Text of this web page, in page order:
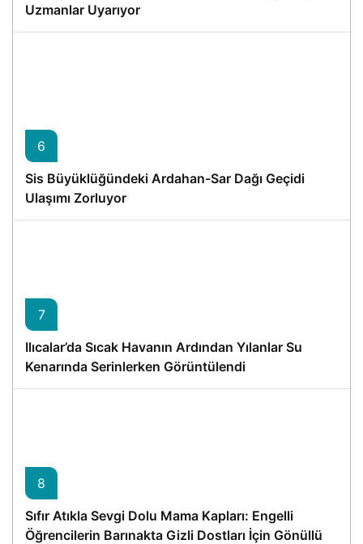
Uzmanlar Uyarıyor
6
Sis Büyüklüğündeki Ardahan-Sar Dağı Geçidi
Ulaşımı Zorluyor
7
Ilıcalar’da Sıcak Havanın Ardından Yılanlar Su
Kenarında Serinlerken Görüntülendi
8
Sıfır Atıkla Sevgi Dolu Mama Kapları: Engelli
Öğrencilerin Barınakta Gizli Dostları İçin Gönüllü